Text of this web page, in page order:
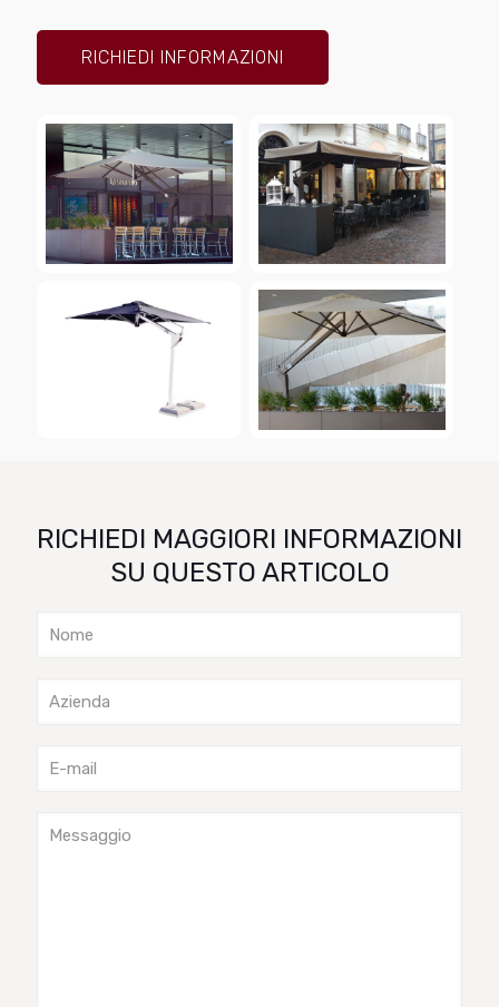
RICHIEDI INFORMAZIONI
RICHIEDI MAGGIORI INFORMAZIONI
SU QUESTO ARTICOLO